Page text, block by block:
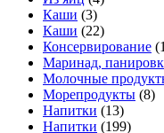
Каши (3)
Каши (22)
Консервирование
Маринад,
Молочные
Морепродукты (8)
Напитки (13)
Напитки (199)